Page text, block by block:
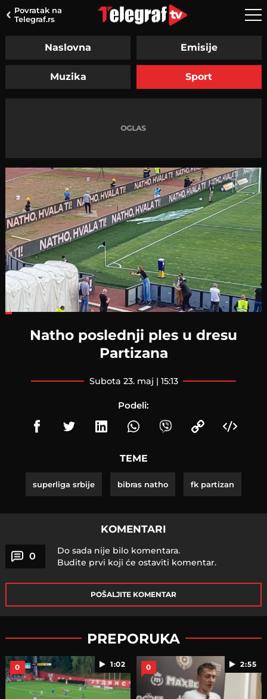
Povratak na
Telegraf.rs
Naslovna Emisije
Muzika Sport
Natho poslednji ples u dresu
Partizana
subota 23. maj | 15:13
Podeli:
TEME
superliga srbije bibras natho fk partizan
KOMENTARI
0
Do sada nije bilo komentara.
Budite prvi koji će ostaviti komentar.
POŠALJITE KOMENTAR
PREPORUKA
1:02
0 2:55
0